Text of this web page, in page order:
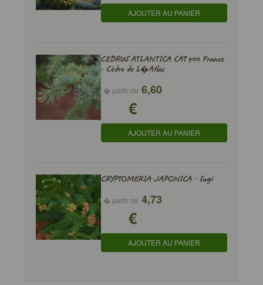
AJOUTER AU PANIER
CEDRUS ATLANTICA CAT 900 France
- Cèdre de L�Atlas
� partir de 6,60
€
AJOUTER AU PANIER
CRYPTOMERIA JAPONICA - Sugi
� partir de 4,73
€
AJOUTER AU PANIER